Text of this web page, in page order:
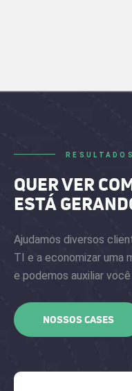
RESULTADOS
QUER VER
ESTÁ
Ajudamos diversos
TI e a economizar uma
e podemos auxiliar
NOSSOS CASES